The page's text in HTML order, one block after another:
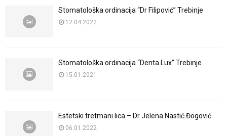
Stomatološka ordinacija “Dr Filipović” Trebinje
12.04.2022
Stomatološka ordinacija “Denta Lux” Trebinje
15.01.2021
Estetski tretmani lica – Dr Jelena Nastić Đogović
06.01.2022